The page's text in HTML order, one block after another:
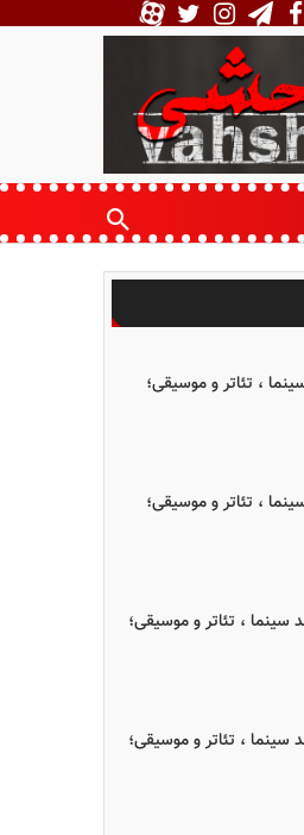
اسفند سینما ، تئاتر و موسیقی؛
اسفند سینما ، تئاتر و موسیقی؛
۲۴ اسفند سینما ، تئاتر و موسیقی؛
۲۴ اسفند سینما ، تئاتر و موسیقی؛